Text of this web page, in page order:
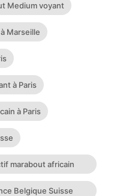
Medium voyant
Marseille
à Paris
à Paris
marabout africain
Belgique Suisse